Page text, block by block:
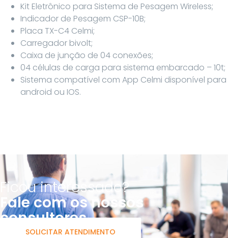
Kit Eletrônico para Sistema de Pesagem Wireless;
Indicador de Pesagem CSP-10B;
Placa TX-C4 Celmi;
Carregador bivolt;
Caixa de junção de 04 conexões;
04 células de carga para sistema embarcado – 10t;
Sistema compatível com App Celmi disponível para
android ou IOS.
Ficou interessado?
Fale com os nossos
consultores
SOLICITAR ATENDIMENTO